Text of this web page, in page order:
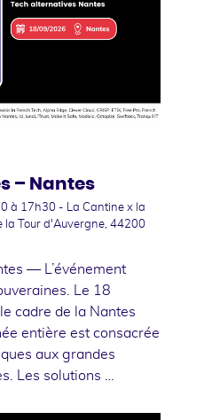
– Nantes
à 17h30 - La Cantine x la
la Tour d'Auvergne, 44200
— L’événement
Le 18
cadre de la Nantes
entière est consacrée
aux grandes
Les solutions …